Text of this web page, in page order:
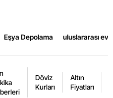
Eşya Depolama uluslararası
Döviz
Kurları
Altın
Fiyatları